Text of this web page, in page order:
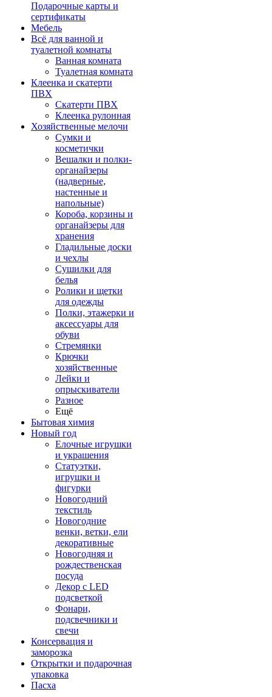
Подарочные карты и
сертификаты
Мебель
Всё для ванной и
туалетной комнаты
Ванная комната
Туалетная комната
Клеенка и скатерти
ПВХ
Скатерти ПВХ
Клеенка рулонная
Хозяйственные мелочи
Сумки и
косметички
Вешалки и полки-
органайзеры
(надверные,
настенные и
напольные)
Короба, корзины и
органайзеры для
хранения
Гладильные доски
и чехлы
Сушилки для
белья
Ролики и щетки
для одежды
Полки, этажерки и
аксессуары для
обуви
Стремянки
Крючки
хозяйственные
Лейки и
опрыскиватели
Разное
Ещё
Бытовая химия
Новый год
Елочные игрушки
и украшения
Статуэтки,
игрушки и
фигурки
Новогодний
текстиль
Новогодние
венки, ветки, ели
декоративные
Новогодняя и
рождественская
посуда
Декор с LED
подсветкой
Фонари,
подсвечники и
свечи
Консервация и
заморозка
Открытки и подарочная
упаковка
Пасха